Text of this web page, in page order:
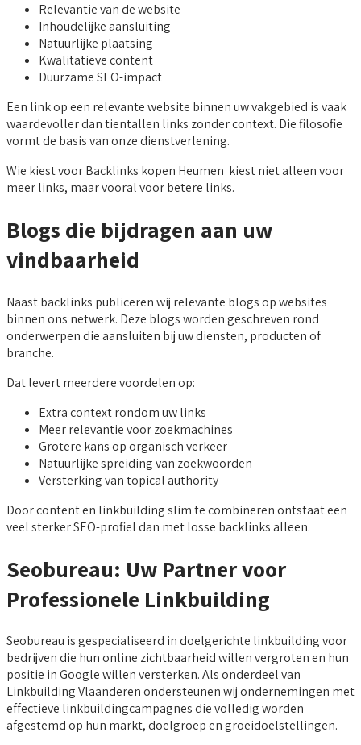
Relevantie van de website
Inhoudelijke aansluiting
Natuurlijke plaatsing
Kwalitatieve content
Duurzame SEO-impact
Een link op een relevante website binnen uw vakgebied is vaak
waardevoller dan tientallen links zonder context. Die filosofie
vormt de basis van onze dienstverlening.
Wie kiest voor Backlinks kopen Heumen kiest niet alleen voor
meer links, maar vooral voor betere links.
Blogs die bijdragen aan uw
vindbaarheid
Naast backlinks publiceren wij relevante blogs op websites
binnen ons netwerk. Deze blogs worden geschreven rond
onderwerpen die aansluiten bij uw diensten, producten of
branche.
Dat levert meerdere voordelen op:
Extra context rondom uw links
Meer relevantie voor zoekmachines
Grotere kans op organisch verkeer
Natuurlijke spreiding van zoekwoorden
Versterking van topical authority
Door content en linkbuilding slim te combineren ontstaat een
veel sterker SEO-profiel dan met losse backlinks alleen.
Seobureau: Uw Partner voor
Professionele Linkbuilding
Seobureau is gespecialiseerd in doelgerichte linkbuilding voor
bedrijven die hun online zichtbaarheid willen vergroten en hun
positie in Google willen versterken. Als onderdeel van
Linkbuilding Vlaanderen ondersteunen wij ondernemingen met
effectieve linkbuildingcampagnes die volledig worden
afgestemd op hun markt, doelgroep en groeidoelstellingen.